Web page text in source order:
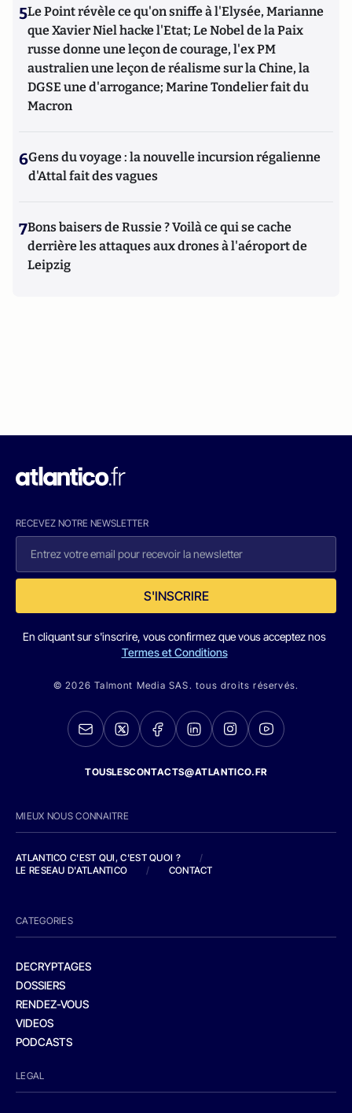
5Le Point révèle ce qu'on sniffe à l'Elysée, Marianne
que Xavier Niel hacke l'Etat; Le Nobel de la Paix
russe donne une leçon de courage, l'ex PM
australien une leçon de réalisme sur la Chine, la
DGSE une d'arrogance; Marine Tondelier fait du
Macron
6Gens du voyage : la nouvelle incursion régalienne
d'Attal fait des vagues
7Bons baisers de Russie ? Voilà ce qui se cache
derrière les attaques aux drones à l'aéroport de
Leipzig
RECEVEZ NOTRE NEWSLETTER
S'INSCRIRE
En cliquant sur s'inscrire, vous confirmez que vous acceptez nos
Termes et Conditions
© 2026 Talmont Media SAS. tous droits réservés.
TOUSLESCONTACTS@ATLANTICO.FR
MIEUX NOUS CONNAITRE
ATLANTICO C'EST QUI, C'EST QUOI ?
/
LE RESEAU D'ATLANTICO
/ CONTACT
CATEGORIES
DECRYPTAGES
DOSSIERS
RENDEZ-VOUS
VIDEOS
PODCASTS
LEGAL